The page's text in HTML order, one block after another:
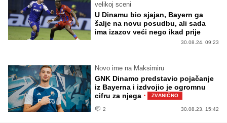
velikoj sceni
U Dinamu bio sjajan, Bayern ga
šalje na novu posudbu, ali sada
ima izazov veći nego ikad prije
30.08.24. 09:23
Novo ime na Maksimiru
GNK Dinamo predstavio pojačanje
iz Bayerna i izdvojio je ogromnu
cifru za njega · ZVANIČNO
2 30.08.23. 15:42